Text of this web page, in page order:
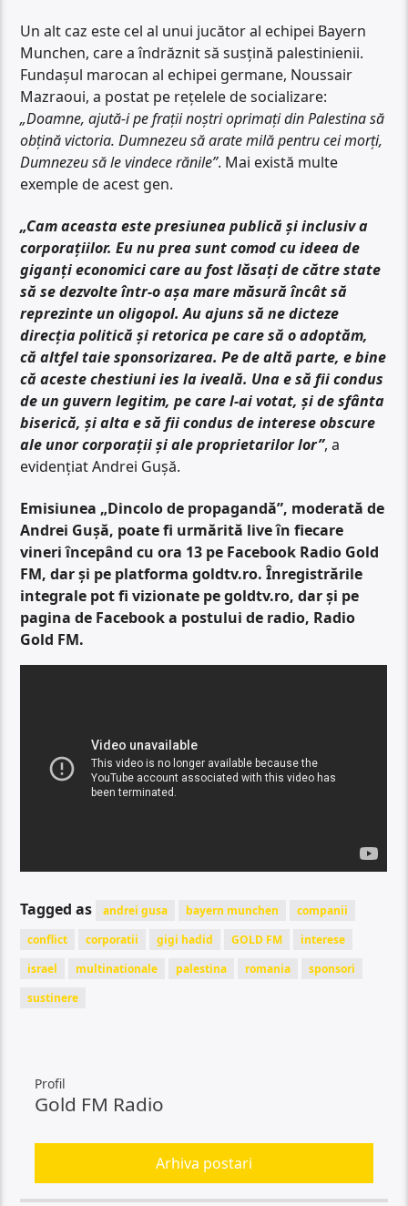
Un alt caz este cel al unui jucător al echipei Bayern
Munchen, care a îndrăznit să susțină palestinienii.
Fundaşul marocan al echipei germane, Noussair
Mazraoui, a postat pe rețelele de socializare:
„Doamne, ajută-i pe fraţii noştri oprimaţi din Palestina să
obţină victoria. Dumnezeu să arate milă pentru cei morţi,
Dumnezeu să le vindece rănile”. Mai există multe
exemple de acest gen.
„Cam aceasta este presiunea publică și inclusiv a
corporațiilor. Eu nu prea sunt comod cu ideea de
giganți economici care au fost lăsați de către state
să se dezvolte într-o așa mare măsură încât să
reprezinte un oligopol. Au ajuns să ne dicteze
direcția politică și retorica pe care să o adoptăm,
că altfel taie sponsorizarea. Pe de altă parte, e bine
că aceste chestiuni ies la iveală. Una e să fii condus
de un guvern legitim, pe care l-ai votat, și de sfânta
biserică, și alta e să fii condus de interese obscure
ale unor corporații și ale proprietarilor lor”, a
evidențiat Andrei Gușă.
Emisiunea „Dincolo de propagandă”, moderată de
Andrei Gușă, poate fi urmărită live în fiecare
vineri începând cu ora 13 pe Facebook Radio Gold
FM, dar și pe platforma goldtv.ro. Înregistrările
integrale pot fi vizionate pe goldtv.ro, dar și pe
pagina de Facebook a postului de radio, Radio
Gold FM.
Tagged as andrei gusa bayern munchen
companii
conflict
corporatii gigi hadid GOLD FM
interese
israel
multinationale palestina romania
sponsori
sustinere
Profil
Gold FM Radio
Arhiva postari